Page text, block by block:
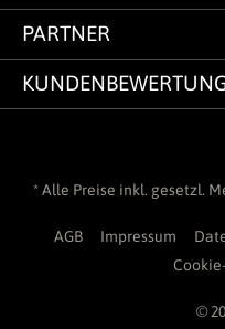
PARTNER
* Alle Preise inkl. gesetzl.
AGB Impressum
©